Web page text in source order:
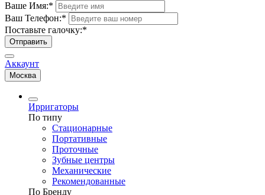
Ваше Имя:*
Ваш Телефон:*
Поставьте галочку:*
Отправить
Аккаунт
Москва
Ирригаторы
По типу
Стационарные
Портативные
Проточные
Зубные центры
Механические
Рекомендованные
По Бренду